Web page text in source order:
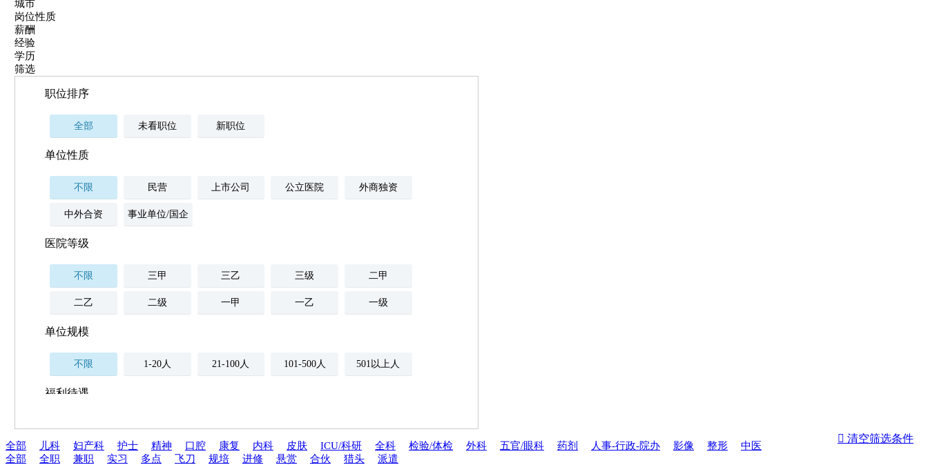
城市
岗位性质
薪酬
经验
学历
筛选
职位排序
全部 未看职位 新职位
单位性质
不限 民营 上市公司 公立医院 外商独资
中外合资 事业单位/国企
医院等级
不限 三甲 三乙 三级 二甲
二乙 二级 一甲 一乙 一级
单位规模
不限 1-20人 21-100人 101-500人 501以上人
福利待遇
薪资与社保
 清空筛选条件
全部 儿科 妇产科 护士 精神 口腔 康复 内科 皮肤 ICU/科研 全科 检验/体检 外科 五官/眼科 药剂 人事-行政-院办 影像 整形
中医
全部
全职 兼职 实习 多点 飞刀 规培 进修 悬赏 合伙 猎头 派遣